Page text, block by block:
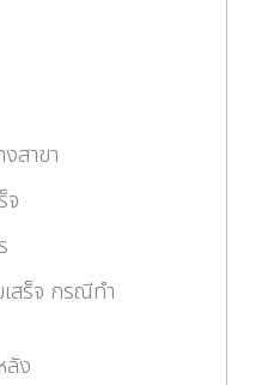
สาขา
จ
สร็จ กรณีทำ
ลัง